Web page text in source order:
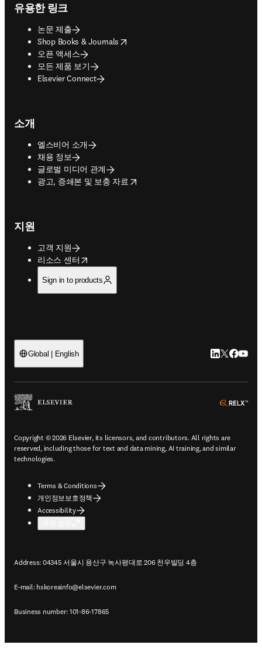
유용한 링크
논문 제출
Shop Books & Journals
opens in new tab/window
오픈 액세스
모든 제품 보기
Elsevier Connect
소개
엘스비어 소개
채용 정보
글로벌 미디어 관계
광고, 증쇄본 및 보충 자료
opens in new tab/window
지원
고객 지원
리소스 센터
opens in new tab/window
Sign in to products
Global | English LinkedIn 새
Twitter 새
Copyright © 2026 Elsevier, its licensors, and contributors. All rights are
reserved, including those for text and data mining, AI training, and similar
technologies.
Terms & Conditions
개인정보보호정책
Accessibility
Address: 04345 서울시 용산구 녹사평대로 206 천우빌딩 4층
E-mail: hskoreainfo@elsevier.com
Business number: 101-86-17865